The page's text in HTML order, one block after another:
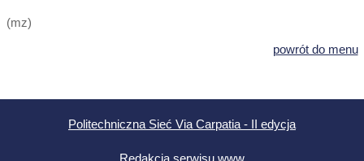
(mz)
powrót do menu
Politechniczna Sieć Via Carpatia - II edycja
Redakcja serwisu www